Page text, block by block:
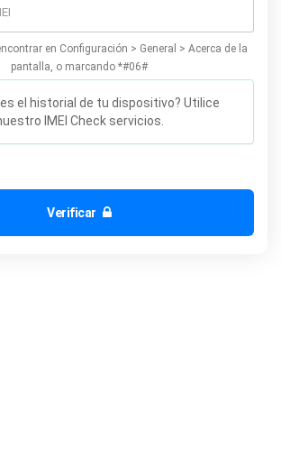
en Configuración > General > Acerca de la
pantalla, o marcando *#06#
el historial de tu dispositivo? Utilice
IMEI Check servicios.
Verificar